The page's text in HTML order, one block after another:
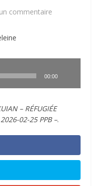
commentaire
00:00
– RÉFUGIÉE
02-25 PPB –.